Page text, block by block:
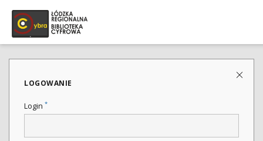
LOGOWANIE
Login *